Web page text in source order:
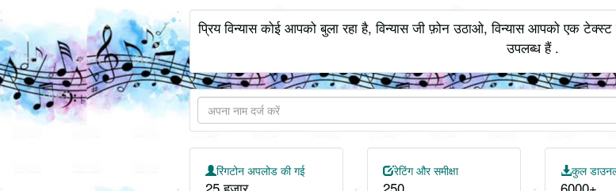
प्रिय विन्यास कोई आपको बुला रहा है, विन्यास जी फ़ोन उठाओ, विन्यास आपको एक
उपलब्ध हैं .
रिंगटोन अपलोड की गई रेटिंग और समीक्षा कुल